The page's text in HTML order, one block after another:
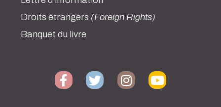
Droits étrangers (Foreign Rights)
Banquet du livre